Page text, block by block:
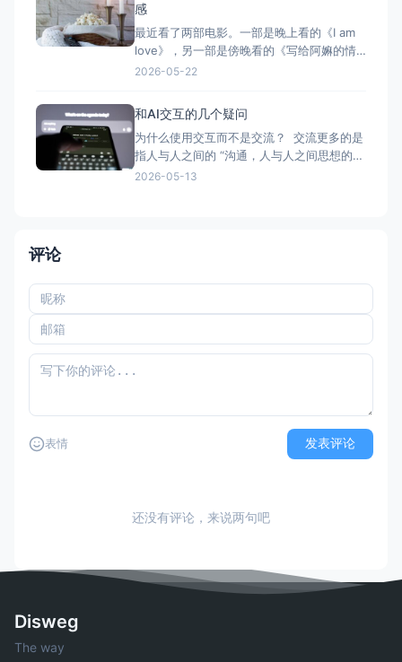
感
最近看了两部电影。一部是晚上看的《I am
love》，另一部是傍晚看的《写给阿嫲的情
书》（Dear you）。一部是西方中的“东方”
的爱（在特定的空间和夏天），一种是“悠久
且漫长岁月里”消磨和坚持的爱。一种是爱是
自我表
2026-05-22
和AI交互的几个疑问
为什么使用交互而不是交流？ 交流更多的是
指人与人之间的 “沟通，人与人之间思想的交
流。 对话，人与人之间进行的交谈的形式。
2026-05-13
评论
表情 发表评论
还没有评论，来说两句吧
Disweg
The way